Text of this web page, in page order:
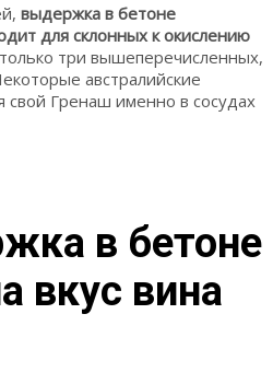
выдержка в бетоне
для склонных к окислению
три вышеперечисленных,
австралийские
Гренаш именно в сосудах
в бетоне
вкус вина